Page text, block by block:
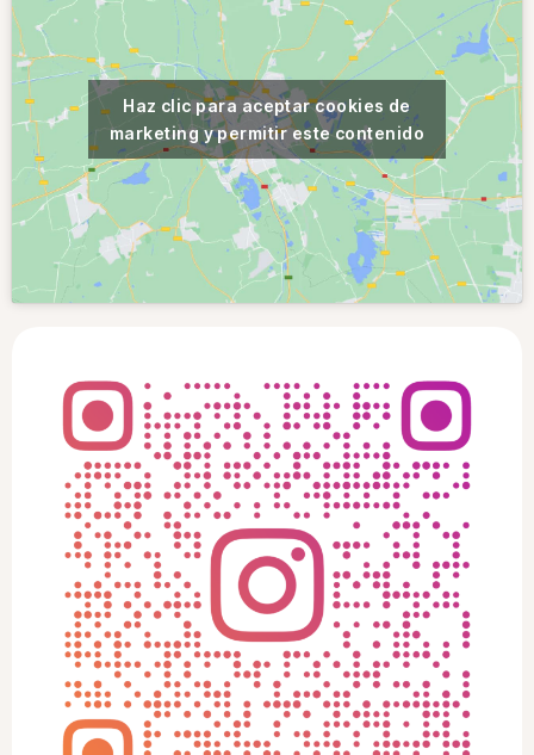
Haz clic para aceptar cookies de
marketing y permitir este contenido